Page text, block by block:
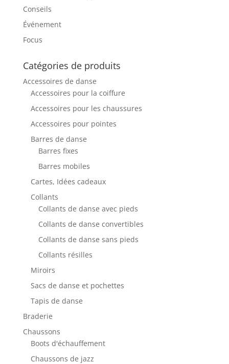
Conseils
Événement
Focus
Catégories de produits
Accessoires de danse
Accessoires pour la coiffure
Accessoires pour les chaussures
Accessoires pour pointes
Barres de danse
Barres fixes
Barres mobiles
Cartes, Idées cadeaux
Collants
Collants de danse avec pieds
Collants de danse convertibles
Collants de danse sans pieds
Collants résilles
Miroirs
Sacs de danse et pochettes
Tapis de danse
Braderie
Chaussons
Boots d'échauffement
Chaussons de jazz